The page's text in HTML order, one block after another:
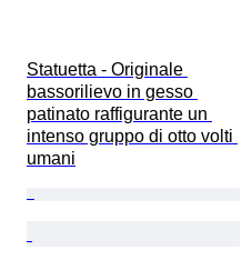
Statuetta - Originale
bassorilievo in gesso
patinato raffigurante un
intenso gruppo di otto volti
umani